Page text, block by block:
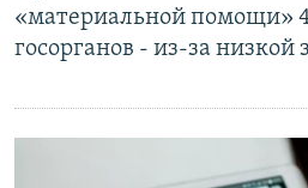
«материальной помощи»
госорганов - из-за низкой